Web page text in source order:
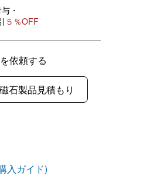
・
５％OFF
依頼する
石製品見積もり
入ガイド)